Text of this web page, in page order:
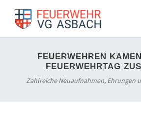
FEUERWEHREN
FEUERWEHRTAG
Zahlreiche Neuaufnahmen, Ehrungen